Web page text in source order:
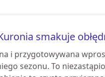
smakuje
i przygotowywana
sezonu. To